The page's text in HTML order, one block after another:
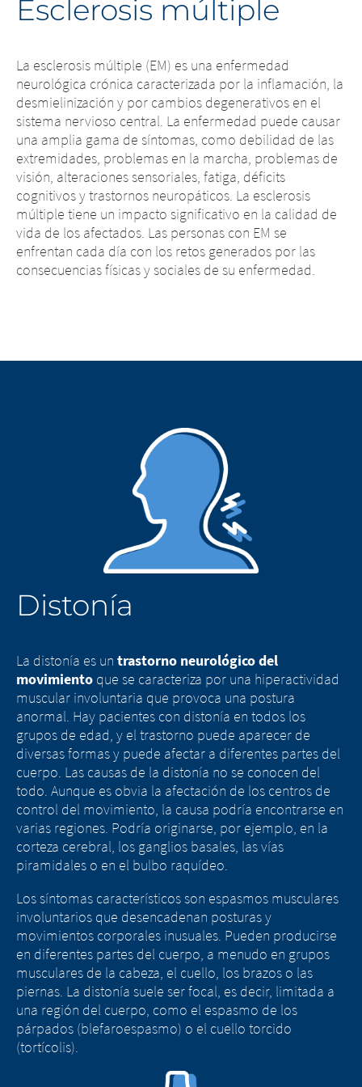
Esclerosis múltiple
La esclerosis múltiple (EM) es una enfermedad
neurológica crónica caracterizada por la inflamación, la
desmielinización y por cambios degenerativos en el
sistema nervioso central. La enfermedad puede causar
una amplia gama de síntomas, como debilidad de las
extremidades, problemas en la marcha, problemas de
visión, alteraciones sensoriales, fatiga, déficits
cognitivos y trastornos neuropáticos. La esclerosis
múltiple tiene un impacto significativo en la calidad de
vida de los afectados. Las personas con EM se
enfrentan cada día con los retos generados por las
consecuencias físicas y sociales de su enfermedad.
Distonía
La distonía es un trastorno neurológico del
movimiento que se caracteriza por una hiperactividad
muscular involuntaria que provoca una postura
anormal. Hay pacientes con distonía en todos los
grupos de edad, y el trastorno puede aparecer de
diversas formas y puede afectar a diferentes partes del
cuerpo. Las causas de la distonía no se conocen del
todo. Aunque es obvia la afectación de los centros de
control del movimiento, la causa podría encontrarse en
varias regiones. Podría originarse, por ejemplo, en la
corteza cerebral, los ganglios basales, las vías
piramidales o en el bulbo raquídeo.
Los síntomas característicos son espasmos musculares
involuntarios que desencadenan posturas y
movimientos corporales inusuales. Pueden producirse
en diferentes partes del cuerpo, a menudo en grupos
musculares de la cabeza, el cuello, los brazos o las
piernas. La distonía suele ser focal, es decir, limitada a
una región del cuerpo, como el espasmo de los
párpados (blefaroespasmo) o el cuello torcido
(tortícolis).Cambio de
plataforma - Está
Cambio de país -